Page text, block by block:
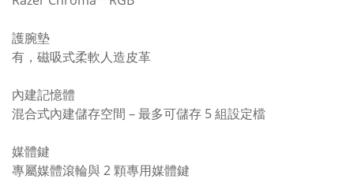
護腕墊
有，磁吸式柔軟人造皮革
內建記憶體
混合式內建儲存空間 – 最多可儲存 5 組設定檔
媒體鍵
專屬媒體滾輪與 2 顆專用媒體鍵